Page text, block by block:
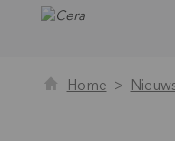
Home